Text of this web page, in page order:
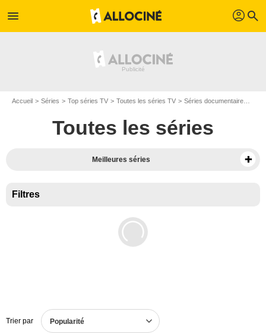
menu profil search
Accueil Séries Top séries TV Toutes les séries TV Séries documentaire
Toutes les séries
Meilleures séries
Filtres
Trier par Popularité